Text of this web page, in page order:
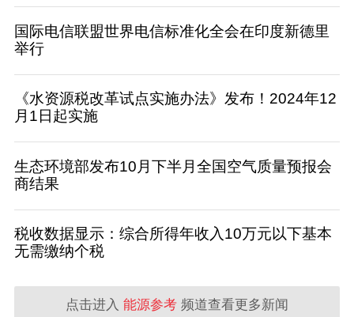
国际电信联盟世界电信标准化全会在印度新德里
举行
《水资源税改革试点实施办法》发布！2024年12
月1日起实施
生态环境部发布10月下半月全国空气质量预报会
商结果
税收数据显示：综合所得年收入10万元以下基本
无需缴纳个税
点击进入 能源参考 频道查看更多新闻